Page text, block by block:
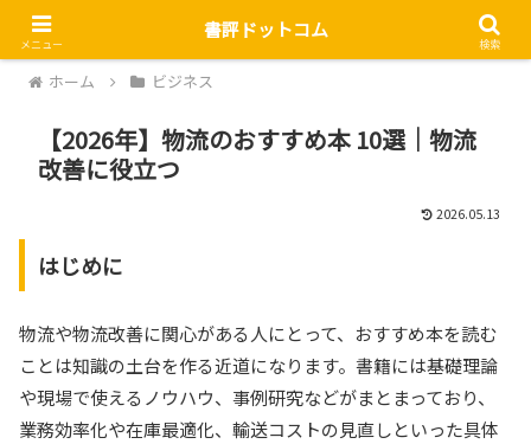
ホーム ビジネス
【2026年】物流のおすすめ本 10選｜物流
改善に役立つ
2026.05.13
はじめに
物流や物流改善に関心がある人にとって、おすすめ本を読む
ことは知識の土台を作る近道になります。書籍には基礎理論
や現場で使えるノウハウ、事例研究などがまとまっており、
業務効率化や在庫最適化、輸送コストの見直しといった具体
メニュー
書評ドットコム
検索